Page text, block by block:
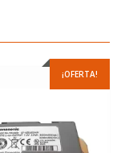
¡OFERTA!